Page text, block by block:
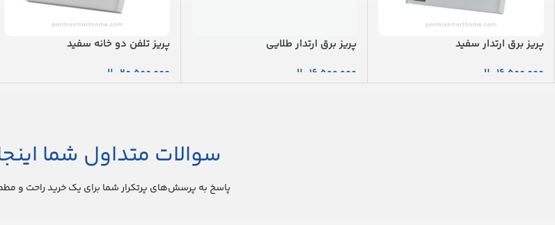
پریز برق ارتدار سفید
16,500,000 ریال
پریز برق ارتدار طلایی
16,500,000 ریال
پریز تلفن دو خانه سفید
20,500,000 ریال
سوالات متداول شما
پاسخ به پرسش‌های پرتکرار شما برای یک خرید راحت و